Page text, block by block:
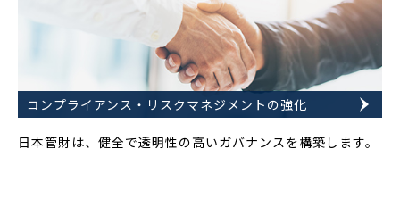
コンプライアンス・リスクマネジメントの強化
日本管財は、健全で透明性の高いガバナンスを構築します。